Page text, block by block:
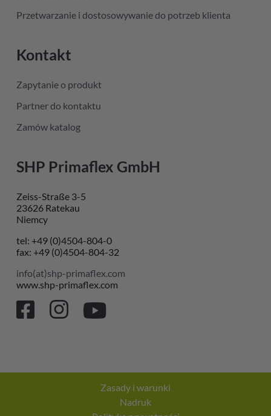
Przetwarzanie i dostosowywanie do potrzeb klienta
Kontakt
Zapytanie o produkt
Partner do kontaktu
Zamów katalog
SHP Primaflex GmbH
Zeiss-Straße 3-5
23626 Ratekau
Niemcy
tel: +49 (0)4504-804-0
fax: +49 (0)4504-804-32
info(at)shp-primaflex.com
www.shp-primaflex.com
Zasady i warunki
Nadruk